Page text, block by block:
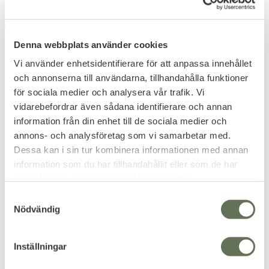
Denna webbplats använder cookies
Vi använder enhetsidentifierare för att anpassa innehållet
och annonserna till användarna, tillhandahålla funktioner
för sociala medier och analysera vår trafik. Vi
vidarebefordrar även sådana identifierare och annan
information från din enhet till de sociala medier och
annons- och analysföretag som vi samarbetar med.
Dessa kan i sin tur kombinera informationen med annan
information som du har tillhandahållit eller som de har
Nödvändig
Inställningar
Add to favorites
Brandit US Långärmad
Skjorta
modell.
Add to favorites
Brandit Teddyfleece
Jacka